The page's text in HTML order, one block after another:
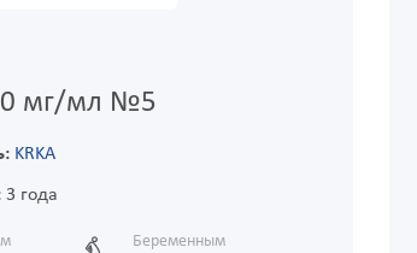
мг/мл №5
KRKA
3 года
Беременным